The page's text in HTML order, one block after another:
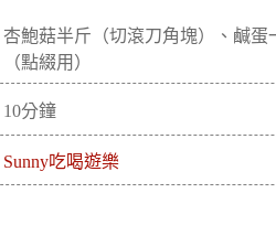
杏鮑菇半斤（切滾刀角塊）、鹹
（點綴用）
10分鐘
Sunny吃喝遊樂